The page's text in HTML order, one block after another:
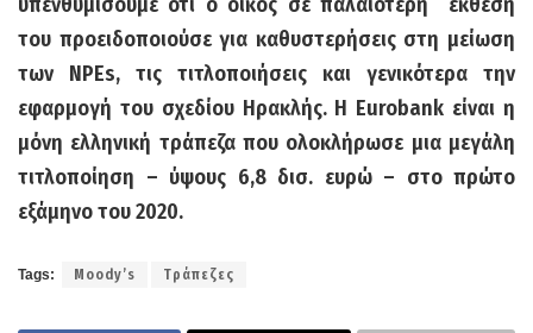
του προειδοποιούσε για καθυστερήσεις στη μείωση
των NPEs, τις τιτλοποιήσεις και γενικότερα την
εφαρμογή του σχεδίου Ηρακλής. Η Eurobank είναι η
μόνη ελληνική τράπεζα που ολοκλήρωσε μια μεγάλη
τιτλοποίηση – ύψους 6,8 δισ. ευρώ – στο πρώτο
εξάμηνο του 2020.
Tags: Moody’s Τράπεζες